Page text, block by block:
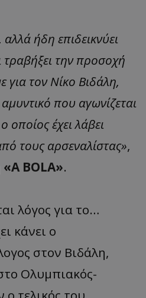
αλλά ήδη επιδεικνύει
τραβήξει την προσοχή
τον Νίκο Βιδάλη,
που αγωνίζεται
οποίος έχει λάβει
τους αρσεναλίστας»,
«A BOLA».
λόγος για το…
κάνει ο
στον Βιδάλη,
Ολυμπιακός-